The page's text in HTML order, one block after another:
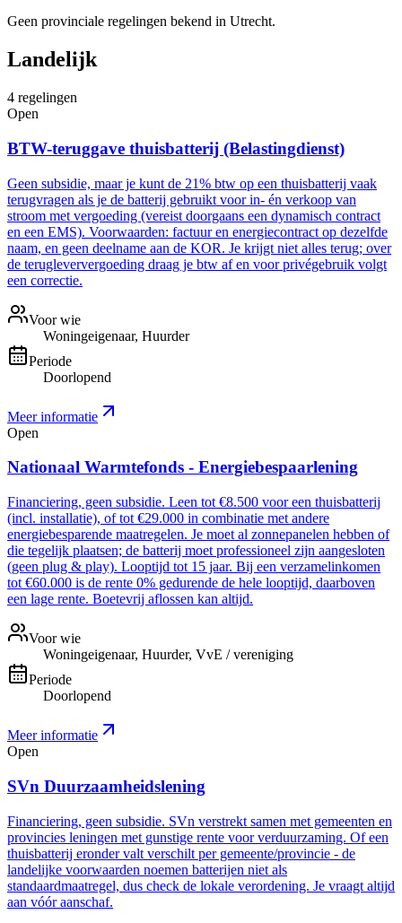
Geen provinciale regelingen bekend in Utrecht.
Landelijk
4 regelingen
Open
BTW-teruggave thuisbatterij (Belastingdienst)
Geen subsidie, maar je kunt de 21% btw op een thuisbatterij vaak
terugvragen als je de batterij gebruikt voor in- én verkoop van
stroom met vergoeding (vereist doorgaans een dynamisch contract
en een EMS). Voorwaarden: factuur en energiecontract op dezelfde
naam, en geen deelname aan de KOR. Je krijgt niet alles terug; over
de terugleververgoeding draag je btw af en voor privégebruik volgt
een correctie.
Voor wie
Woningeigenaar, Huurder
Periode
Doorlopend
Meer informatie
Open
Nationaal Warmtefonds - Energiebespaarlening
Financiering, geen subsidie. Leen tot €8.500 voor een thuisbatterij
(incl. installatie), of tot €29.000 in combinatie met andere
energiebesparende maatregelen. Je moet al zonnepanelen hebben of
die tegelijk plaatsen; de batterij moet professioneel zijn aangesloten
(geen plug & play). Looptijd tot 15 jaar. Bij een verzamelinkomen
tot €60.000 is de rente 0% gedurende de hele looptijd, daarboven
een lage rente. Boetevrij aflossen kan altijd.
Voor wie
Woningeigenaar, Huurder, VvE / vereniging
Periode
Doorlopend
Meer informatie
Open
SVn Duurzaamheidslening
Financiering, geen subsidie. SVn verstrekt samen met gemeenten en
provincies leningen met gunstige rente voor verduurzaming. Of een
thuisbatterij eronder valt verschilt per gemeente/provincie - de
landelijke voorwaarden noemen batterijen niet als
standaardmaatregel, dus check de lokale verordening. Je vraagt altijd
aan vóór aanschaf.